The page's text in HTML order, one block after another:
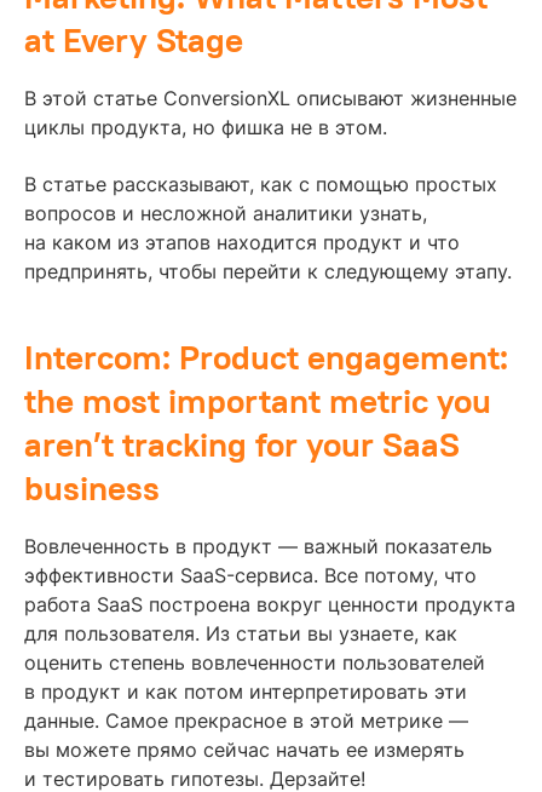
at Every Stage
В этой статье ConversionXL описывают жизненные
циклы продукта, но фишка не в этом.
В статье рассказывают, как с помощью простых
вопросов и несложной аналитики узнать,
на каком из этапов находится продукт и что
предпринять, чтобы перейти к следующему этапу.
Intercom: Product engagement:
the most important metric you
aren’t tracking for your SaaS
business
Вовлеченность в продукт — важный показатель
эффективности SaaS-сервиса. Все потому, что
работа SaaS построена вокруг ценности продукта
для пользователя. Из статьи вы узнаете, как
оценить степень вовлеченности пользователей
в продукт и как потом интерпретировать эти
данные. Самое прекрасное в этой метрике —
вы можете прямо сейчас начать ее измерять
и тестировать гипотезы. Дерзайте!